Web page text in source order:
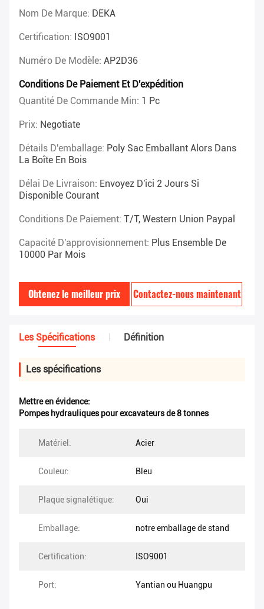
Nom De Marque: DEKA
Certification: ISO9001
Numéro De Modèle: AP2D36
Conditions De Paiement Et D'expédition
Quantité De Commande Min: 1 Pc
Prix: Negotiate
Détails D'emballage: Poly Sac Emballant Alors Dans
La Boîte En Bois
Délai De Livraison: Envoyez D'ici 2 Jours Si
Disponible Courant
Conditions De Paiement: T/T, Western Union Paypal
Capacité D'approvisionnement: Plus Ensemble De
10000 Par Mois
Obtenez le meilleur prix Contactez-nous maintenant
Les Spécifications Définition
Les spécifications
Mettre en évidence:
Pompes hydrauliques pour excavateurs de 8 tonnes
Matériel: Acier
Couleur: Bleu
Plaque signalétique: Oui
Emballage: notre emballage de stand
Certification: ISO9001
Port: Yantian ou Huangpu